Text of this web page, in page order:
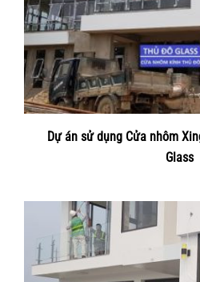
Dự án sử dụng Cửa nhôm
Glass